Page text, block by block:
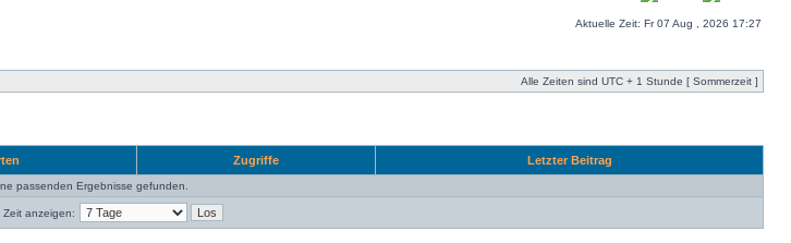
Aktuelle Zeit: Fr 07 Aug , 2026 17:27
Alle Zeiten sind UTC + 1 Stunde [ Sommerzeit ]
Zugriffe Letzter Beitrag
passenden Ergebnisse gefunden.
anzeigen: